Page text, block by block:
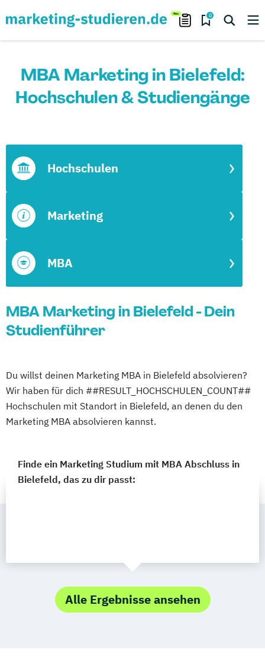
0
MBA Marketing in Bielefeld:
Hochschulen & Studiengänge
MBA
Marketing
Hochschulen
MBA Marketing in Bielefeld - Dein
Studienführer
Du willst deinen Marketing MBA in Bielefeld absolvieren?
Wir haben für dich ##RESULT_HOCHSCHULEN_COUNT##
Hochschulen mit Standort in Bielefeld, an denen du den
Marketing MBA absolvieren kannst.
Finde ein Marketing Studium mit MBA Abschluss in
Bielefeld, das zu dir passt:
Alle Ergebnisse ansehen